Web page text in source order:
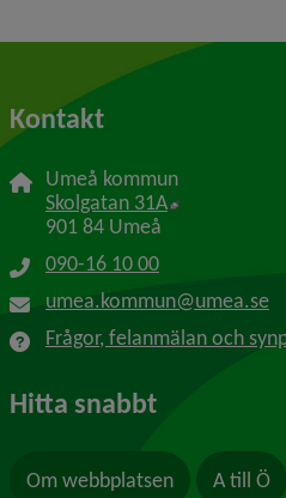
Kontakt
Umeå kommun
Skolgatan 31A Länk till
901 84 Umeå
090-16 10 00
umea.kommun@umea.se
Frågor, felanmälan och
Hitta snabbt
Om webbplatsen A till Ö